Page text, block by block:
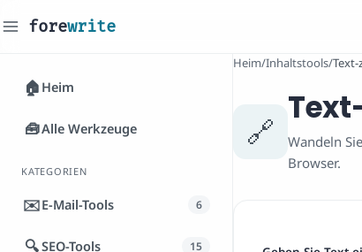
forewrite
🏠 Heim
🧰Alle Werkzeuge
KATEGORIEN
✉️E-Mail-Tools 6
🔍SEO-Tools 15
Heim/Inhaltstools/
🔗
Wandeln
Browser.